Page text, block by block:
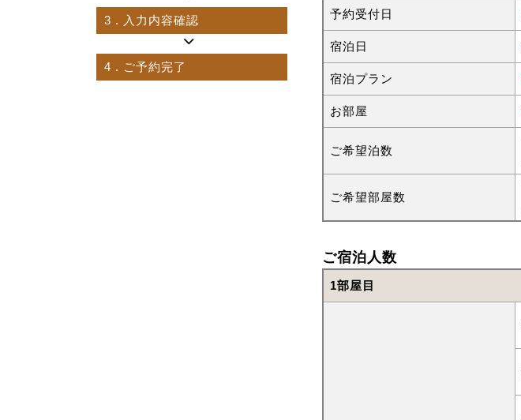
3 . 入力内容確認
4 . ご予約完了
予約受付日
宿泊日
宿泊プラン
お部屋
ご希望泊数
ご希望部屋数
ご宿泊人数
1部屋目